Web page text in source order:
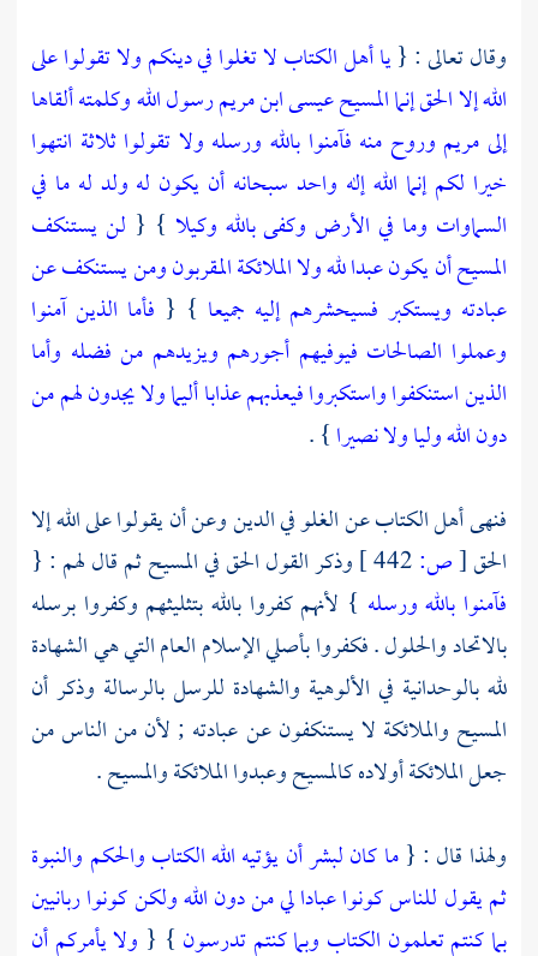
وقال تعالى : {يا أهل الكتاب لا تغلوا في دينكم ولا تقولوا على
الله إلا الحق إنما المسيح عيسى ابن مريم رسول الله وكلمته ألقاها
إلى مريم وروح منه فآمنوا بالله ورسله ولا تقولوا ثلاثة انتهوا
خيرا لكم إنما الله إله واحد سبحانه أن يكون له ولد له ما في
السماوات وما في الأرض وكفى بالله وكيلا } { لن يستنكف
المسيح أن يكون عبدا لله ولا الملائكة المقربون ومن يستنكف عن
عبادته ويستكبر فسيحشرهم إليه جميعا } { فأما الذين آمنوا
وعملوا الصالحات فيوفيهم أجورهم ويزيدهم من فضله وأما
الذين استنكفوا واستكبروا فيعذبهم عذابا أليما ولا يجدون لهم من
دون الله وليا ولا نصيرا} .
فنهىأهل الكتابعن الغلو في الدين وعن أن يقولوا على الله إلا
الحق[ص: وذكر القول الحق فيالمسيحثم قال لهم : {
فآمنوا بالله ورسله } لأنهم كفروا بالله بتثليثهم وكفروا برسله
بالاتحاد والحلول . فكفروا بأصلي الإسلام العام التي هي الشهادة
لله بالوحدانية في الألوهية والشهادة للرسل بالرسالة وذكر أن
المسيح والملائكة لا يستنكفون عن عبادته ; لأن من الناس من
جعل الملائكة أولادهكالمسيحوعبدوا الملائكةوالمسيح.
ولهذا قال : {ما كان لبشر أن يؤتيه الله الكتاب والحكم والنبوة
ثم يقول للناس كونوا عبادا لي من دون الله ولكن كونوا ربانيين
بما كنتم تعلمون الكتاب وبما كنتم تدرسون } { ولا يأمركم أن